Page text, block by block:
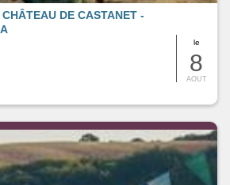
le
8
AOUT
DE CASTANET -